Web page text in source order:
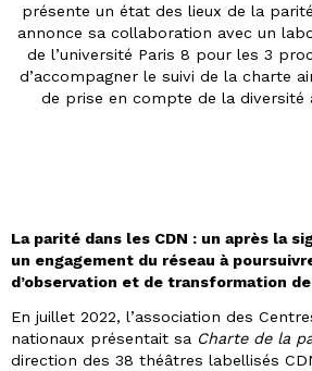
présente un état des lieux de la
annonce sa collaboration avec un
de l’université Paris 8 pour les 3
d’accompagner le suivi de la charte
de prise en compte de la diversité
La parité dans les CDN : un après la
un engagement du réseau à
d’observation et de transformation
En juillet 2022, l’association des
nationaux présentait sa Charte de la
direction des 38 théâtres labellisés